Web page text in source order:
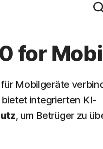
VPN
AntiTrack
for
Mobilgeräte
integrierten KI-
, um Betrüger zu